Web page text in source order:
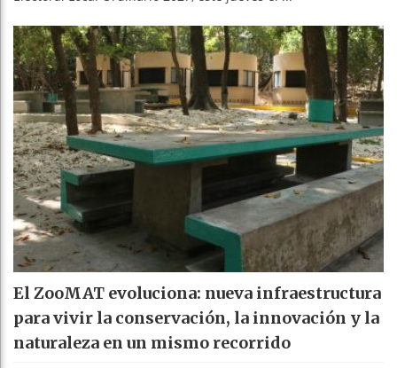
El ZooMAT evoluciona: nueva infraestructura
para vivir la conservación, la innovación y la
naturaleza en un mismo recorrido